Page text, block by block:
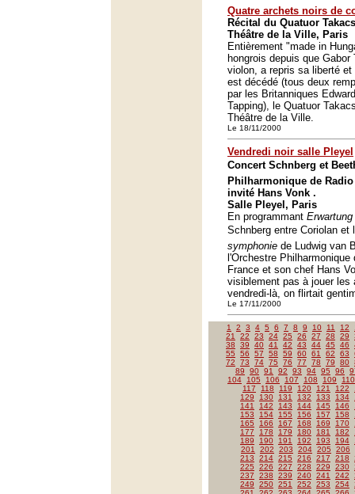
Quatre archets noirs de
Récital du Quatuor
Théâtre de la Ville, Paris
Entièrement "made in
hongrois depuis que
violon, a repris sa liberté
est décédé (tous deux
par les Britanniques
Tapping), le Quatuor
Théâtre de la Ville.
Le 18/11/2000
Vendredi noir salle Pleyel
Concert Schnberg et
Philharmonique de
invité Hans Vonk .
Salle Pleyel, Paris
En programmant Erwartung
Schnberg entre Coriolan et
symphonie de Ludwig van
l'Orchestre Philharmonique
France et son chef Hans
visiblement pas à jouer
vendredi-là, on flirtait
Le 17/11/2000
1 2 3 4 5 6 7 8 9 10 11 12
21
22 23 24 25 26 27 28 29
38
39 40 41 42 43 44 45 46
55
56 57 58 59 60 61 62 63
72
73 74 75 76 77 78 79 80
89
90 91 92 93 94 95 96
104
105 106 107 108 109
110
117
118 119 120 121 122
129
130 131 132 133 134
141
142 143 144 145 146
153
154 155 156 157 158
165
166 167 168 169 170
177
178 179 180 181 182
189
190 191 192 193 194
201
202 203 204 205
206
213
214 215 216 217 218
225
226 227 228 229 230
237
238 239 240 241 242
249
250 251 252 253 254